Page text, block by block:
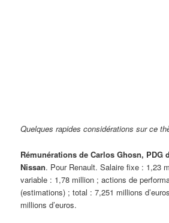
Quelques rapides considérations sur ce
Rémunérations de Carlos Ghosn, PDG
Nissan. Pour Renault. Salaire fixe : 1,23
variable : 1,78 million ; actions de
(estimations) ; total : 7,251 millions
millions d’euros.